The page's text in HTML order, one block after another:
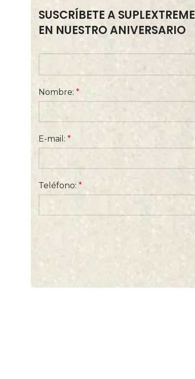
SUSCRÍBETE A SUPLEXTREME
EN NUESTRO ANIVERSARIO
Nombre: *
E-mail: *
Teléfono: *